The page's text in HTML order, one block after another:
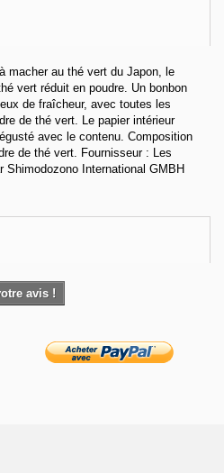
macher au thé vert du Japon, le
vert réduit en poudre. Un bonbon
de fraîcheur, avec toutes les
de thé vert. Le papier intérieur
avec le contenu. Composition
de thé vert. Fournisseur : Les
Shimodozono International GMBH
avis !